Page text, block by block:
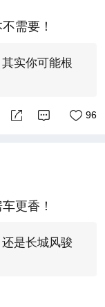
需要！
实你可能根
96
更香！
是长城风骏